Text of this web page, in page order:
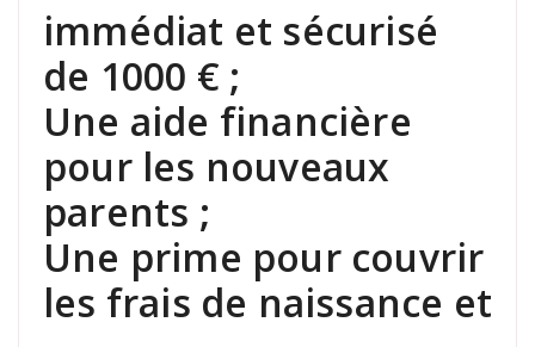
immédiat et sécurisé
de 1000 € ;
Une aide financière
pour les nouveaux
parents ;
Une prime pour couvrir
les frais de naissance et